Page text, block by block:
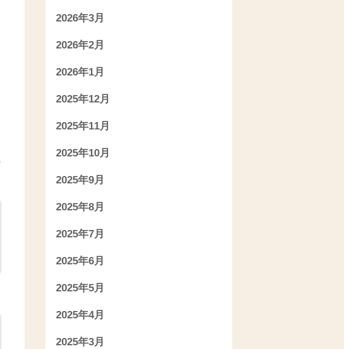
2026年3月
2026年2月
2026年1月
2025年12月
2025年11月
2025年10月
2025年9月
2025年8月
2025年7月
2025年6月
2025年5月
2025年4月
2025年3月